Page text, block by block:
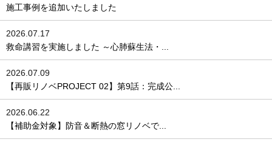
施工事例を追加いたしました
2026.07.17
救命講習を実施しました ～心肺蘇生法・...
2026.07.09
【再販リノベPROJECT 02】第9話：完成公...
2026.06.22
【補助金対象】防音＆断熱の窓リノベで...